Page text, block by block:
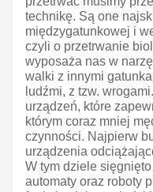
technikę. Są one
międzygatunkowej i
czyli o przetrwanie
wyposaża nas w
walki z innymi
ludźmi, z tzw.
urządzeń, które
którym coraz mniej
czynności. Najpierw
urządzenia
W tym dziele
automaty oraz roboty